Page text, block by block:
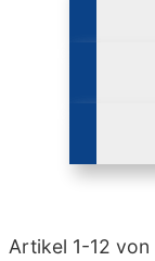
Artikel 1-12 von